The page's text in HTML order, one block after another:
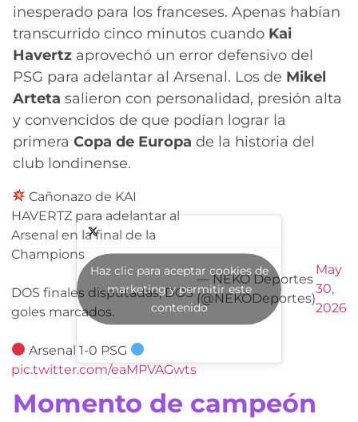
inesperado para los franceses. Apenas habían
transcurrido cinco minutos cuando Kai
Havertz aprovechó un error defensivo del
PSG para adelantar al Arsenal. Los de Mikel
Arteta salieron con personalidad, presión alta
y convencidos de que podían lograr la
primera Copa de Europa de la historia del
club londinense.
Cañonazo de KAI
HAVERTZ para adelantar al
Arsenal en la final de la
Champions
DOS finales disputadas, DOS
goles marcados.
Arsenal 1-0 PSG
pic.twitter.com/eaMPVAGwts
— NEKO Deportes
(@NEKODeportes)
May
30,
2026
Haz clic para aceptar cookies de
marketing y permitir este
contenido
Momento de campeón